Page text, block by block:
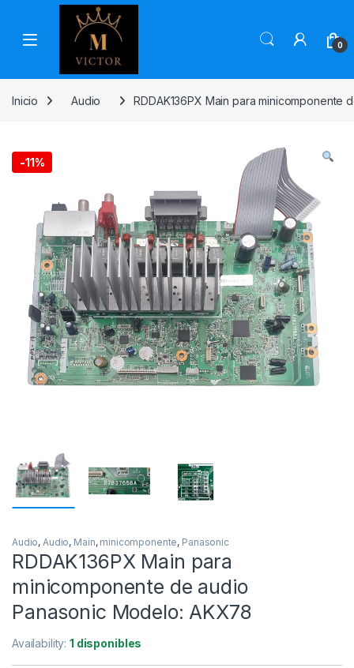
Skip to navigation
Skip to content
0
Inicio Audio RDDAK136PX Main para minicomponente
-11%
Audio, Audio, Main, minicomponente, Panasonic
RDDAK136PX Main para
minicomponente de audio
Panasonic Modelo: AKX78
Availability:1 disponibles